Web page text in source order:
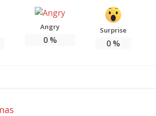
Angry
0%
Surprise
0 %